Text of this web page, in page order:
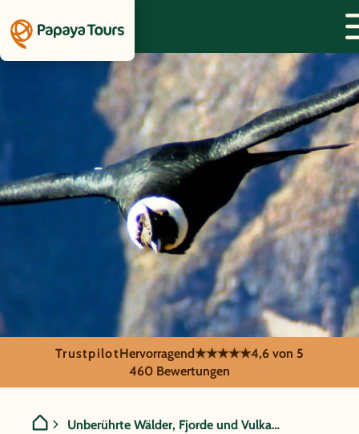
Chile - Unberührte
TrustpilotHervorragend★★★★★4,6 von 5
460 Bewertungen
Unberührte Wälder, Fjorde und Vulkane